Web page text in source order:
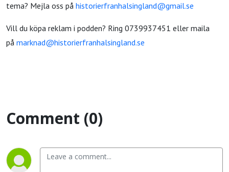
tema? Mejla oss på historierfranhalsingland@gmail.se
Vill du köpa reklam i podden? Ring 0739937451 eller maila
på marknad@historierfranhalsingland.se
Comment (0)